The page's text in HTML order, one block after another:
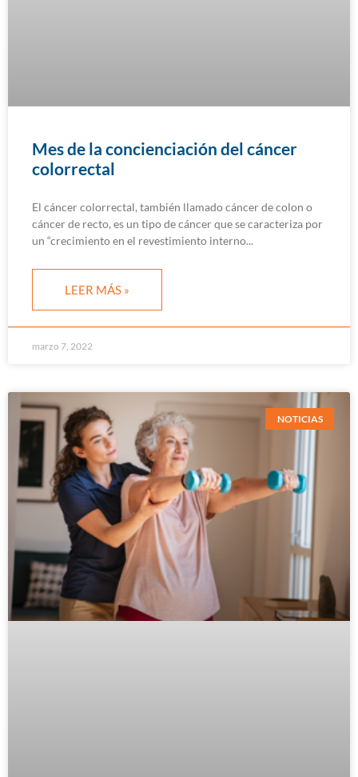
Mes de la concienciación del cáncer
colorrectal
El cáncer colorrectal, también llamado cáncer de colon o
cáncer de recto, es un tipo de cáncer que se caracteriza por
un “crecimiento en el revestimiento interno
LEER MÁS »
marzo 7, 2022
NOTICIAS